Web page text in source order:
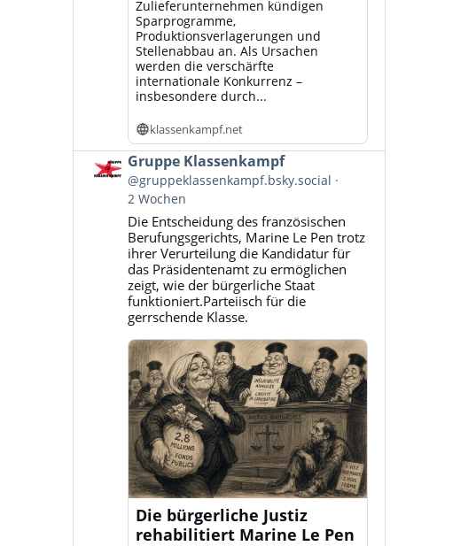
Zulieferunternehmen kündigen
Sparprogramme,
Produktionsverlagerungen und
Stellenabbau an. Als Ursachen
werden die verschärfte
internationale Konkurrenz –
insbesondere durch...
klassenkampf.net
Beitrag
von
Gruppe
Klassenkampf
Bluesky
ansehen
Gruppe Klassenkampf
@gruppeklassenkampf.bsky.social
2 Wochen
Die Entscheidung des französischen
Berufungsgerichts, Marine Le Pen trotz
ihrer Verurteilung die Kandidatur für
das Präsidentenamt zu ermöglichen
zeigt, wie der bürgerliche Staat
funktioniert.Parteiisch für die
gerrschende Klasse.
Die bürgerliche Justiz
rehabilitiert Marine Le Pen